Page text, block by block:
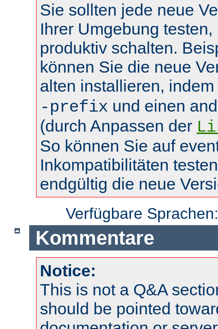
Sie sollten jede neue
Ihrer Umgebung
produktiv schalten.
können Sie die neue
alten installieren,
-prefix und einen
(durch Anpassen der
So können Sie auf
Inkompatibilitäten
endgültig die neue
Verfügbare
Kommentare
Notice:
This is not a Q&A
should be pointed